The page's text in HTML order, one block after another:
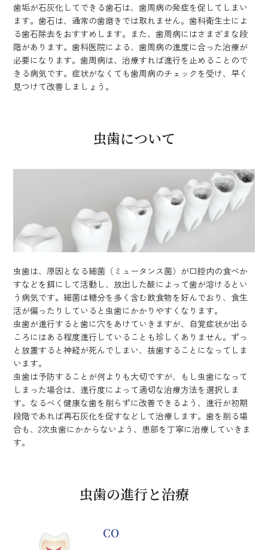
歯垢が石灰化してできる歯石は、歯周病の発症を促してしまい
ます。歯石は、通常の歯磨きでは取れません。歯科衛生士によ
る歯石除去をおすすめします。また、歯周病にはさまざまな段
階があります。歯科医院による、歯周病の進度に合った治療が
必要になります。歯周病は、治療すれば進行を止めることので
きる病気です。症状がなくても歯周病のチェックを受け、早く
見つけて改善しましょう。
虫歯について
虫歯は、原因となる細菌（ミュータンス菌）が口腔内の食べか
すなどを餌にして活動し、放出した酸によって歯が溶けるとい
う病気です。細菌は糖分を多く含む飲食物を好んでおり、食生
活が偏ったりしていると虫歯にかかりやすくなります。
虫歯が進行すると歯に穴をあけていきますが、自覚症状が出る
ころにはある程度進行していることも珍しくありません。ずっ
と放置すると神経が死んでしまい、抜歯することになってしま
います。
虫歯は予防することが何よりも大切ですが、もし虫歯になって
しまった場合は、進行度によって適切な治療方法を選択しま
す。なるべく健康な歯を削らずに改善できるよう、進行が初期
段階であれば再石灰化を促すなどして治療します。歯を削る場
合も、2次虫歯にかからないよう、患部を丁寧に治療していきま
す。
虫歯の進行と治療
CO